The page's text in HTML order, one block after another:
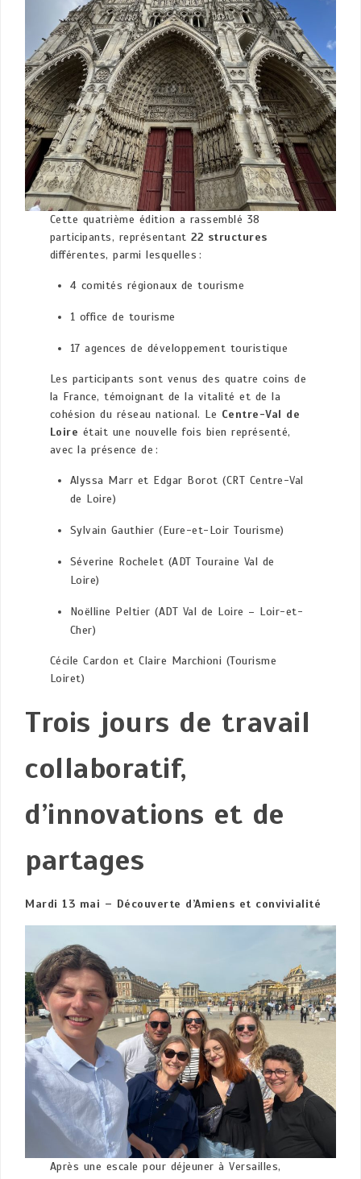
Cette quatrième édition a rassemblé 38
participants, représentant22 structures
différentes, parmi lesquelles :
4 comités régionaux de tourisme
1 office de tourisme
17 agences de développement touristique
Les participants sont venus des quatre coins de
la France, témoignant de la vitalité et de la
cohésion du réseau national. Le Centre-Val de
Loire était une nouvelle fois bien représenté,
avec la présence de :
Alyssa Marr et Edgar Borot (CRT Centre-Val
de Loire)
Sylvain Gauthier (Eure-et-Loir Tourisme)
Séverine Rochelet (ADT Touraine Val de
Loire)
Noëlline Peltier (ADT Val de Loire – Loir-et-
Cher)
Cécile Cardon et Claire Marchioni (Tourisme
Loiret)
Trois jours de travail
collaboratif,
d’innovations et de
partages
Mardi 13 mai – Découverte d’Amiens et convivialité
Après une escale pour déjeuner à Versailles,